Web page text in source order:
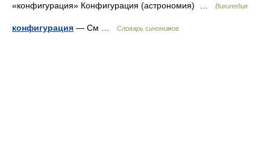
«конфигурация» Конфигурация (астрономия) …
Википедия
конфигурация — См … Словарь синонимов